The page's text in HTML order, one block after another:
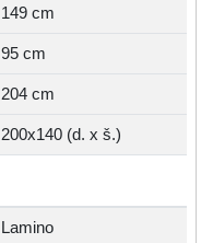
149 cm
95 cm
204 cm
200x140 (d. x š.)
Lamino